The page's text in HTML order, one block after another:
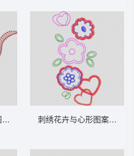
红色线状结构示意图 卡通童装章标贴布